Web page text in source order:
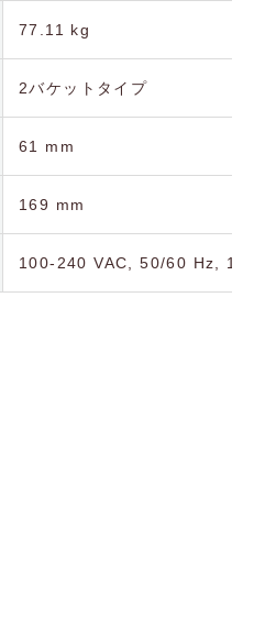
77.11 kg
2バケットタイプ
61 mm
169 mm
100-240 VAC, 50/60 Hz, 15